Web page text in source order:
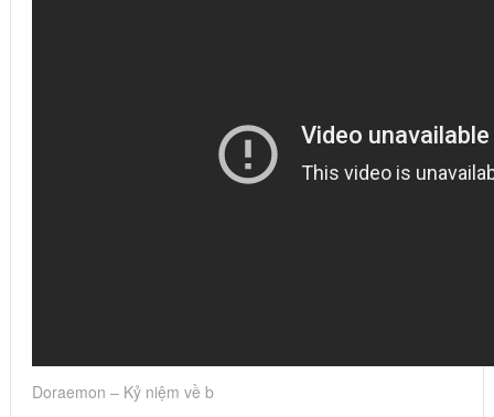
Doraemon – Kỷ niệm về b